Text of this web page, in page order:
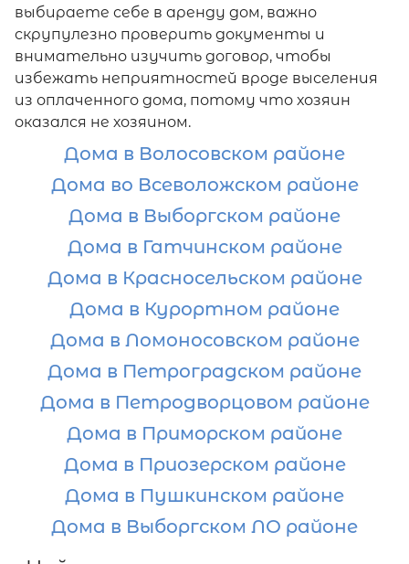
выбираете себе в аренду дом, важно
скрупулезно проверить документы и
внимательно изучить договор, чтобы
избежать неприятностей вроде выселения
из оплаченного дома, потому что хозяин
оказался не хозяином.
Дома в Волосовском районе
Дома во Всеволожском районе
Дома в Выборгском районе
Дома в Гатчинском районе
Дома в Красносельском районе
Дома в Курортном районе
Дома в Ломоносовском районе
Дома в Петроградском районе
Дома в Петродворцовом районе
Дома в Приморском районе
Дома в Приозерском районе
Дома в Пушкинском районе
Дома в Выборгском ЛО районе